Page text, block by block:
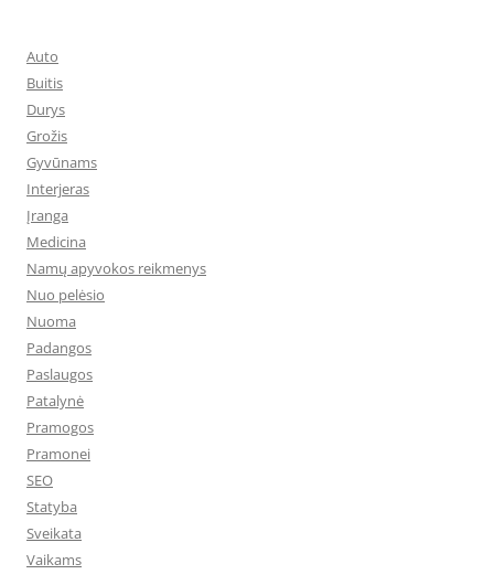
Auto
Buitis
Durys
Grožis
Gyvūnams
Interjeras
Įranga
Medicina
Namų apyvokos reikmenys
Nuo pelėsio
Nuoma
Padangos
Paslaugos
Patalynė
Pramogos
Pramonei
SEO
Statyba
Sveikata
Vaikams